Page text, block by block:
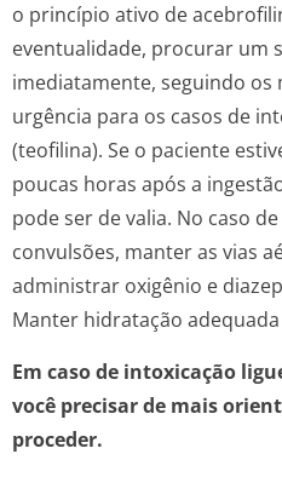
o princípio ativo de
eventualidade, procurar um
imediatamente, seguindo
urgência para os casos de
(teofilina). Se o paciente
poucas horas após a
pode ser de valia. No caso
convulsões, manter as vias
administrar oxigênio e
Manter hidratação
Em caso de intoxicação
você precisar de mais
proceder.